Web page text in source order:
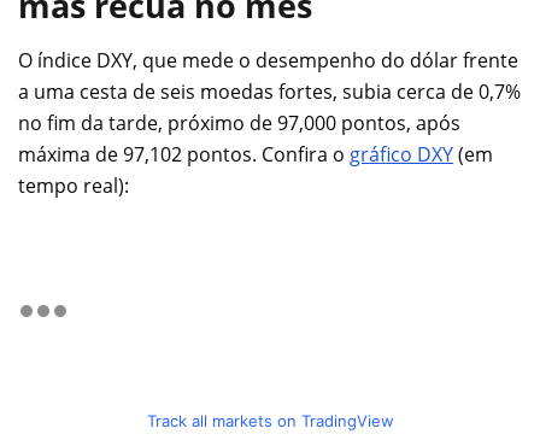
O índice DXY, que mede o desempenho do dólar frente
a uma cesta de seis moedas fortes, subia cerca de 0,7%
no fim da tarde, próximo de 97,000 pontos, após
máxima de 97,102 pontos. Confira o gráfico DXY(em
tempo real):
Track all markets on TradingView